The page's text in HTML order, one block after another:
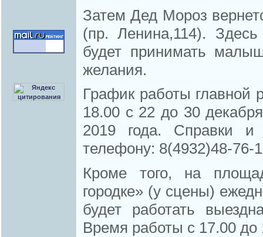
Затем Дед Мороз
(пр. Ленина,114).
будет принимать
желания.
График работы главной
18.00 с 22 до 30
2019 года. Справки и
телефону: 8(4932)48-76-
Кроме того, на
городке» (у сцены)
будет работать
Время работы с 17.00 до